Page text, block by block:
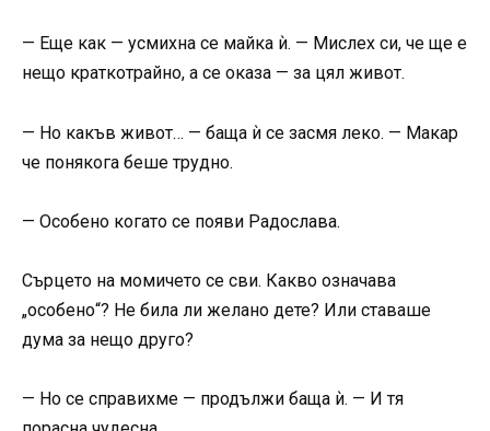
— Еще как — усмихна се майка ѝ. — Мислех си, че ще е
нещо краткотрайно, а се оказа — за цял живот.
— Но какъв живот… — баща ѝ се засмя леко. — Макар
че понякога беше трудно.
— Особено когато се появи Радослава.
Сърцето на момичето се сви. Какво означава
„особено“? Не била ли желано дете? Или ставаше
дума за нещо друго?
— Но се справихме — продължи баща ѝ. — И тя